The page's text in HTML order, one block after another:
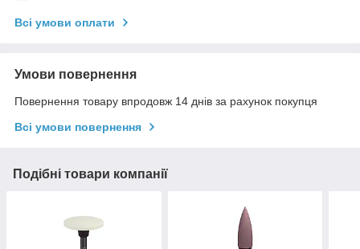
Всі умови оплати
Умови повернення
Повернення товару впродовж 14 днів за рахунок покупця
Всі умови повернення
Подібні товари компанії